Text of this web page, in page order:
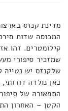
מדינת קנזס
המכוסה שדות
קילומטרים. זהו
שמזכיר סיפורי
שלקנזס יש נטייה
כאן נולדה
התפאורה של
הקטן – האחרון